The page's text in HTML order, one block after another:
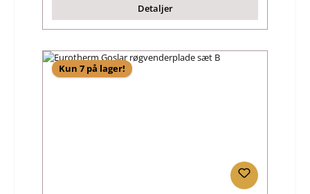
Detaljer
Kun 7 på lager!